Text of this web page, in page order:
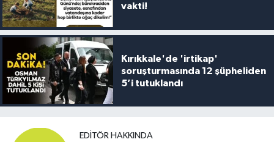
vakti!
Kırıkkale'de 'irtikap'
soruşturmasında 12 şüpheliden
5’i tutuklandı
EDITÖR HAKKINDA